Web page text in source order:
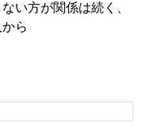
い方が関係は続く、
ら